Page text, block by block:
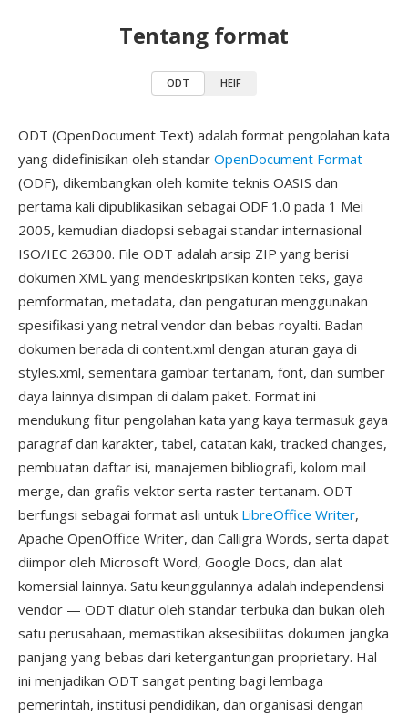
Tentang format
ODT HEIF
ODT (OpenDocument Text) adalah format pengolahan kata
yang didefinisikan oleh standar OpenDocument Format
(ODF), dikembangkan oleh komite teknis OASIS dan
pertama kali dipublikasikan sebagai ODF 1.0 pada 1 Mei
2005, kemudian diadopsi sebagai standar internasional
ISO/IEC 26300. File ODT adalah arsip ZIP yang berisi
dokumen XML yang mendeskripsikan konten teks, gaya
pemformatan, metadata, dan pengaturan menggunakan
spesifikasi yang netral vendor dan bebas royalti. Badan
dokumen berada di content.xml dengan aturan gaya di
styles.xml, sementara gambar tertanam, font, dan sumber
daya lainnya disimpan di dalam paket. Format ini
mendukung fitur pengolahan kata yang kaya termasuk gaya
paragraf dan karakter, tabel, catatan kaki, tracked changes,
pembuatan daftar isi, manajemen bibliografi, kolom mail
merge, dan grafis vektor serta raster tertanam. ODT
berfungsi sebagai format asli untuk LibreOffice Writer,
Apache OpenOffice Writer, dan Calligra Words, serta dapat
diimpor oleh Microsoft Word, Google Docs, dan alat
komersial lainnya. Satu keunggulannya adalah independensi
vendor — ODT diatur oleh standar terbuka dan bukan oleh
satu perusahaan, memastikan aksesibilitas dokumen jangka
panjang yang bebas dari ketergantungan proprietary. Hal
ini menjadikan ODT sangat penting bagi lembaga
pemerintah, institusi pendidikan, dan organisasi dengan